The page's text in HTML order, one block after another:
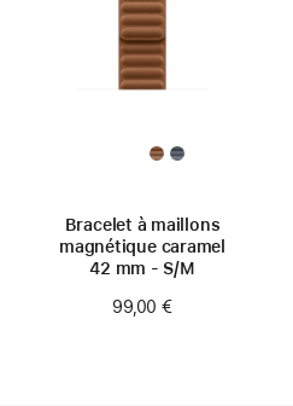
Bracelet à maillons
magnétique caramel
42 mm - S/M
99,00 €